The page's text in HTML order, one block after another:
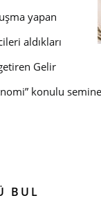
yapan
aldıkları
Gelir
konulu
BUL